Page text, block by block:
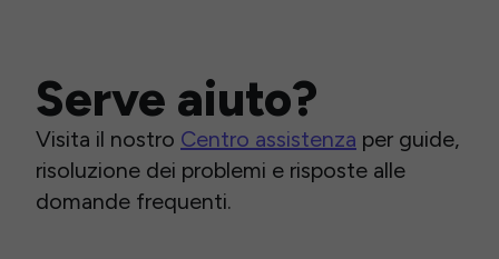
Serve aiuto?
Visita il nostro Centro assistenza per guide,
risoluzione dei problemi e risposte alle
domande frequenti.